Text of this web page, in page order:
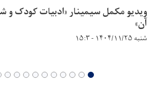
ویدیو مکمل سیمینار «ادبیات کودک و
آن»
شنبه ۱۴۰۴/۱۱/۲۵ - ۱۵:۳